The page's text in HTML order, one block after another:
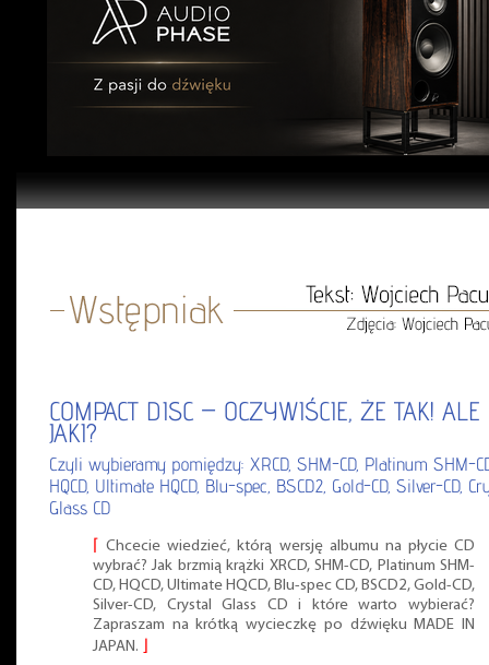
COMPACT DISC – OCZYWIŚCIE, ŻE TAK! ALE
JAKI?
Czyli wybieramy pomiędzy: XRCD, SHM-CD, Platinum SHM-
HQCD, Ultimate HQCD, Blu-spec, BSCD2, Gold-CD, Silver-CD,
Glass CD
⌈Chcecie wiedzieć, którą wersję albumu na płycie CD
wybrać? Jak brzmią krążki XRCD, SHM-CD, Platinum SHM-
CD, HQCD, Ultimate HQCD, Blu-spec CD, BSCD2, Gold-CD,
Silver-CD, Crystal Glass CD i które warto wybierać?
Zapraszam na krótką wycieczkę po dźwięku MADE IN
JAPAN.